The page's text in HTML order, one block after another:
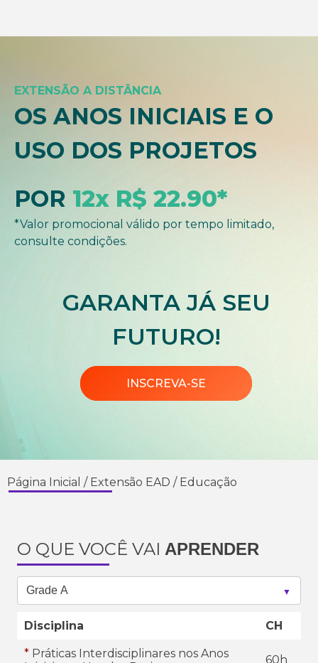
EXTENSÃO A DISTÂNCIA
OS ANOS INICIAIS E O
USO DOS PROJETOS
POR 12x R$ 22.90*
*Valor promocional válido por tempo limitado,
consulte condições.
GARANTA JÁ SEU
FUTURO!
INSCREVA-SE
Página Inicial / Extensão EAD / Educação
O QUE VOCÊ VAI APRENDER
Disciplina CH
* Práticas Interdisciplinares nos Anos
60h